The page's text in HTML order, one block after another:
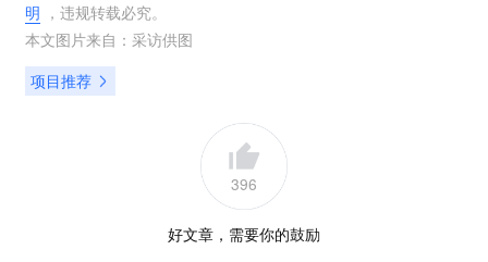
明 ，违规转载必究。
本文图片来自： 采访供图
项目推荐
396
好文章，需要你的鼓励